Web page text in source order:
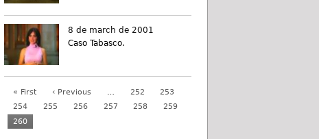
8 de march de 2001
Caso Tabasco.
« First ‹ Previous … 252
253
254
255 256 257 258
259
260